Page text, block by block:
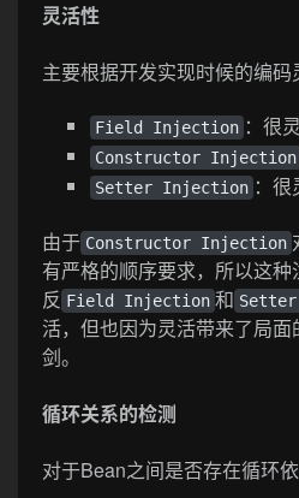
灵活性
主要根据开发实现时候的编码
Field Injection ：很
Constructor Injection
Setter Injection ：很
由于 Constructor Injection
有严格的顺序要求，所以这
反 Field Injection 和
活，但也因为灵活带来了局
剑。
循环关系的检测
对于Bean之间是否存在循环